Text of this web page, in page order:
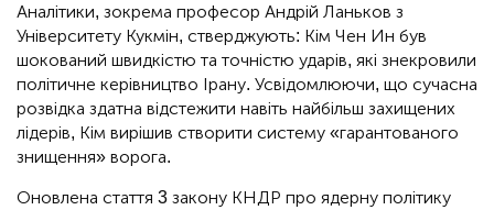
Аналітики, зокрема професор Андрій Ланьков з
Університету Кукмін, стверджують: Кім Чен Ин був
шокований швидкістю та точністю ударів, які знекровили
політичне керівництво Ірану. Усвідомлюючи, що сучасна
розвідка здатна відстежити навіть найбільш захищених
лідерів, Кім вирішив створити систему «гарантованого
знищення» ворога.
Оновлена стаття 3 закону КНДР про ядерну політику